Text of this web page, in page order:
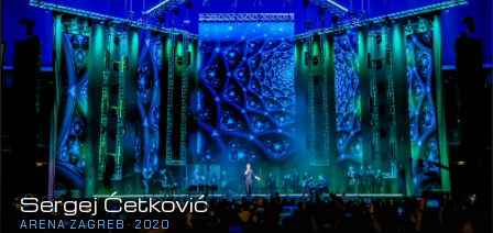
Sergej Ćetković
ARENA ZAGREB · 2020